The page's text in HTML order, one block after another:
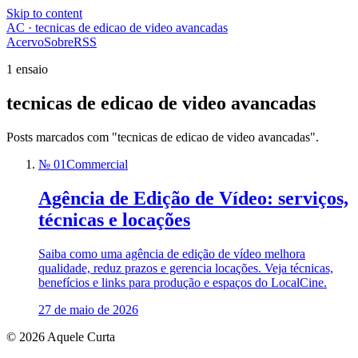
Skip to content
AC · tecnicas de edicao de video avancadas
AcervoSobreRSS
1 ensaio
tecnicas de edicao de video avancadas
Posts marcados com "tecnicas de edicao de video avancadas".
№ 01Commercial
Agência de Edição de Vídeo: serviços,
técnicas e locações
Saiba como uma agência de edição de vídeo melhora
qualidade, reduz prazos e gerencia locações. Veja técnicas,
benefícios e links para produção e espaços do LocalCine.
27 de maio de 2026
© 2026 Aquele Curta